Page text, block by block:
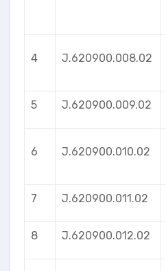
4 J.620900.008.02
5 J.620900.009.02
6 J.620900.010.02
7 J.620900.011.02
8 J.620900.012.02